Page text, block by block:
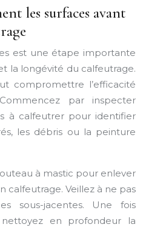
les surfaces avant
est une étape importante
la longévité du calfeutrage.
compromettre l’efficacité
par inspecter
à calfeutrer pour identifier
les débris ou la peinture
à mastic pour enlever
calfeutrage. Veillez à ne pas
sous-jacentes. Une fois
nettoyez en profondeur la